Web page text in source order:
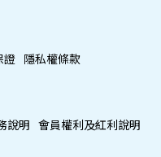
證 隱私權條款
說明 會員權利及紅利說明